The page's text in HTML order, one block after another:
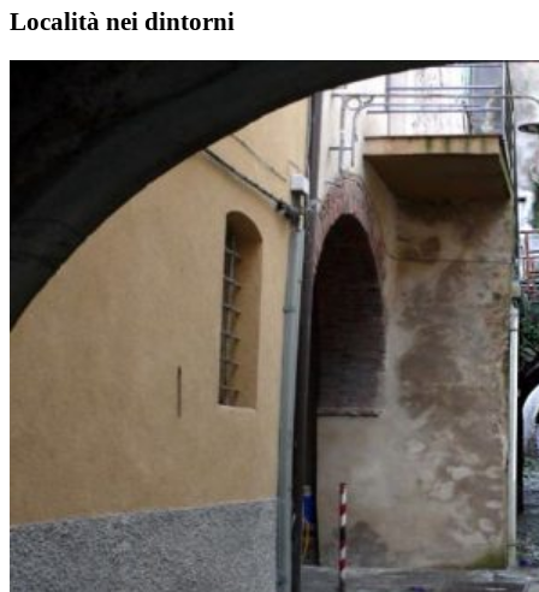
Località nei dintorni